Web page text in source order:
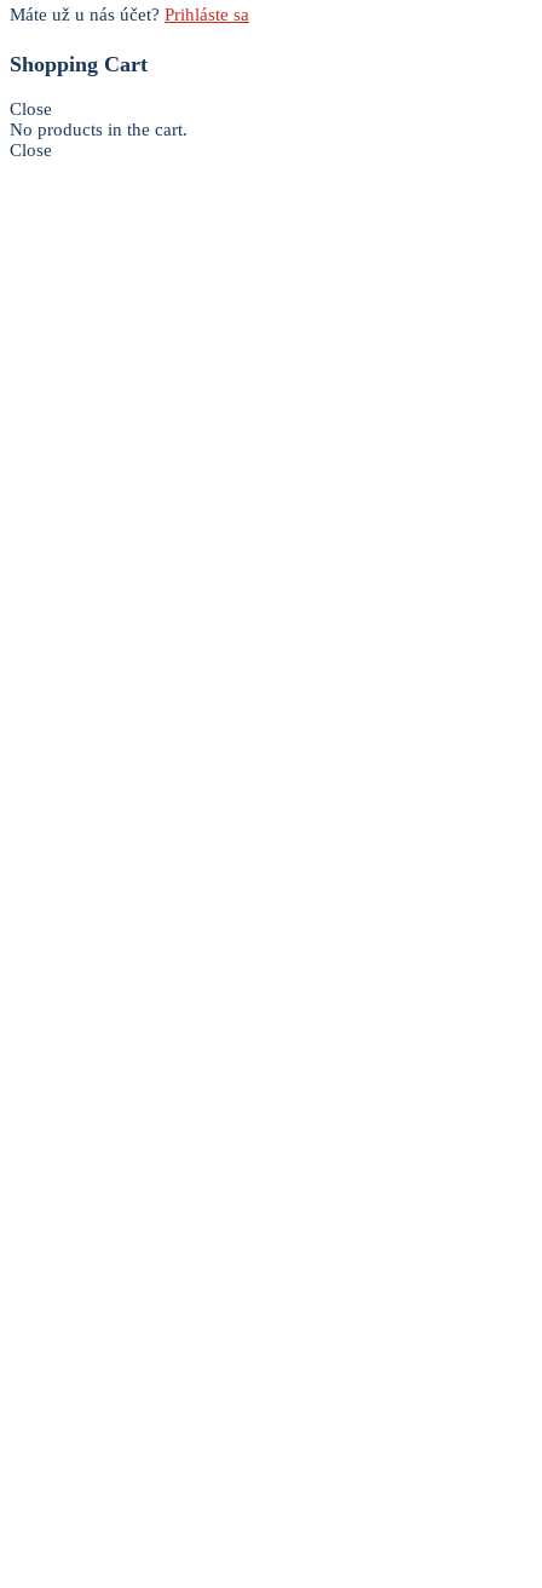
Máte už u nás účet? Prihláste sa
Shopping Cart
Close
No products in the cart.
Close